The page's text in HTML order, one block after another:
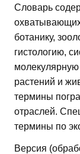
Словарь
ботанику,
гистологию,
растений и
термины
отраслей.
термины по
Версия